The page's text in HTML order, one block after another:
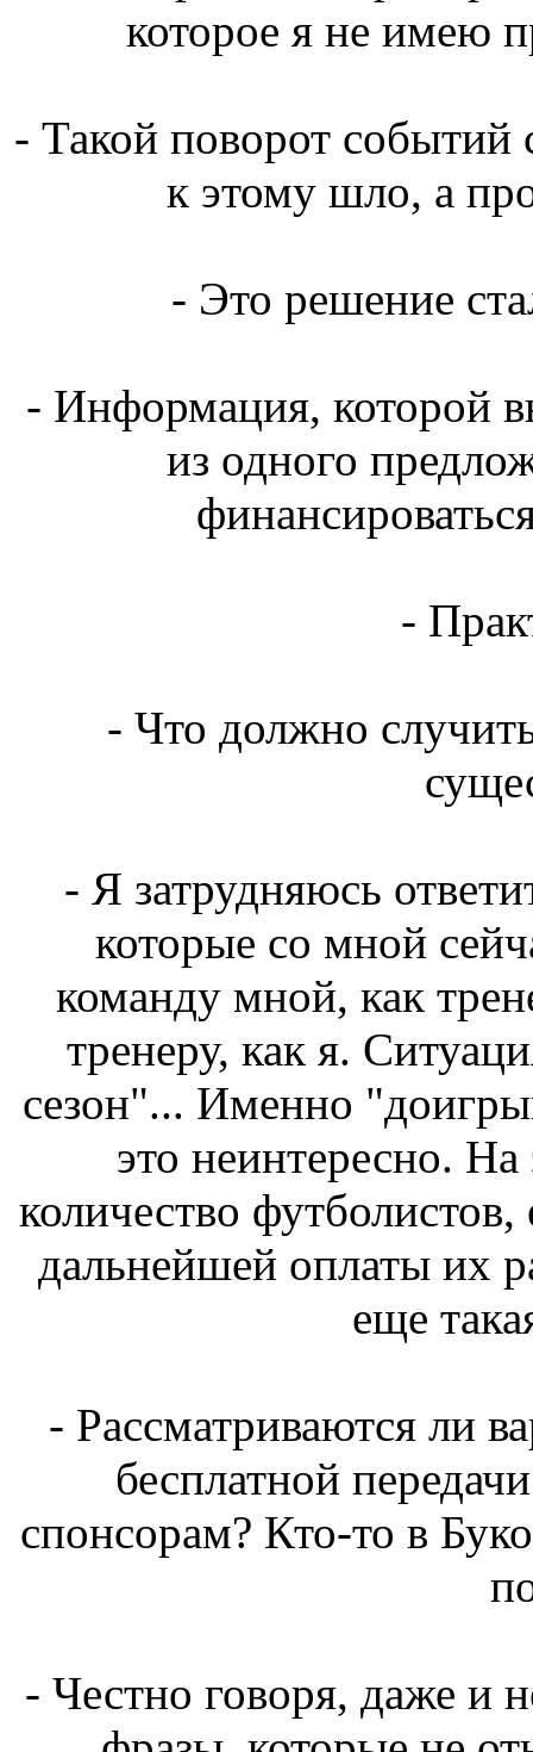
которое я не имею
- Такой поворот событий
к этому шло, а
- Это решение
- Информация, которой
из одного
-
- Что должно
- Я затрудняюсь
которые со мной
команду мной, как
тренеру, как я.
сезон"... Именно
это неинтересно.
количество
дальнейшей оплаты их
еще
- Рассматриваются ли
бесплатной
спонсорам? Кто-то в
- Честно говоря, даже и